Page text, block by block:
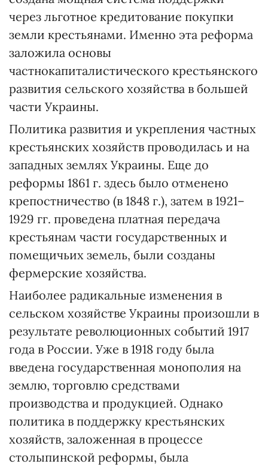
через льготное кредитование покупки
земли крестьянами. Именно эта реформа
заложила основы
частнокапиталистического крестьянского
развития сельского хозяйства в большей
части Украины.
Политика развития и укрепления частных
крестьянских хозяйств проводилась и на
западных землях Украины. Еще до
реформы 1861 г. здесь было отменено
крепостничество (в 1848 г.), затем в 1921–
1929 гг. проведена платная передача
крестьянам части государственных и
помещичьих земель, были созданы
фермерские хозяйства.
Наиболее радикальные изменения в
сельском хозяйстве Украины произошли в
результате революционных событий 1917
года в России. Уже в 1918 году была
введена государственная монополия на
землю, торговлю средствами
производства и продукцией. Однако
политика в поддержку крестьянских
хозяйств, заложенная в процессе
столыпинской реформы, была